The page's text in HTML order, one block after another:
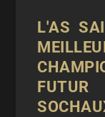
L'AS